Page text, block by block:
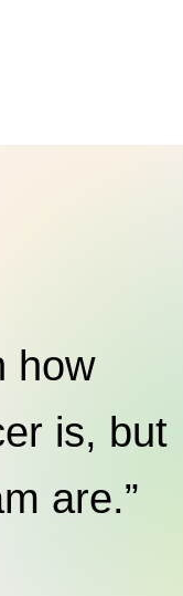
how
is, but
are.”